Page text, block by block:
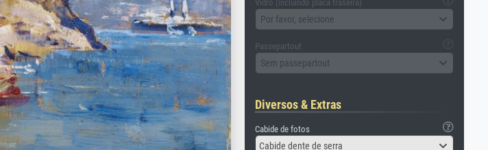
Vidro (incluindo placa traseira)
Por favor, selecione
Passepartout
Sem passepartout
Diversos & Extras
Cabide de fotos
Cabide dente de serra